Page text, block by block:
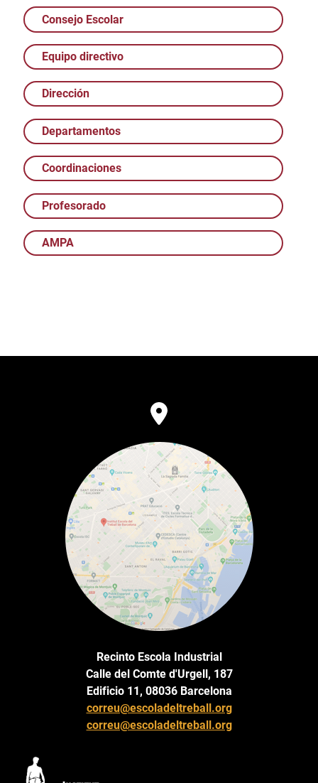
Consejo Escolar
Equipo directivo
Dirección
Departamentos
Coordinaciones
Profesorado
AMPA
Recinto Escola Industrial
Calle del Comte d'Urgell, 187
Edificio 11, 08036 Barcelona
correu@escoladeltreball.org
correu@escoladeltreball.org